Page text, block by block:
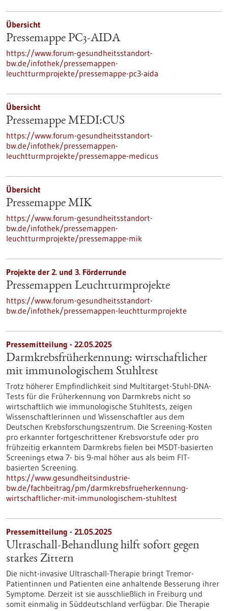
Übersicht
Pressemappe PC3-AIDA
https://www.forum-gesundheitsstandort-
bw.de/infothek/pressemappen-
leuchtturmprojekte/pressemappe-pc3-aida
Übersicht
Pressemappe MEDI:CUS
https://www.forum-gesundheitsstandort-
bw.de/infothek/pressemappen-
leuchtturmprojekte/pressemappe-medicus
Übersicht
Pressemappe MIK
https://www.forum-gesundheitsstandort-
bw.de/infothek/pressemappen-
leuchtturmprojekte/pressemappe-mik
Projekte der 2. und 3. Förderrunde
Pressemappen Leuchtturmprojekte
https://www.forum-gesundheitsstandort-
bw.de/infothek/pressemappen-leuchtturmprojekte
Pressemitteilung - 22.05.2025
Darmkrebsfrüherkennung: wirtschaftlicher
mit immunologischem Stuhltest
Trotz höherer Empfindlichkeit sind Multitarget-Stuhl-DNA-
Tests für die Früherkennung von Darmkrebs nicht so
wirtschaftlich wie immunologische Stuhltests, zeigen
Wissenschaftlerinnen und Wissenschaftler aus dem
Deutschen Krebsforschungszentrum. Die Screening-Kosten
pro erkannter fortgeschrittener Krebsvorstufe oder pro
frühzeitig erkanntem Darmkrebs fielen bei MSDT-basierten
Screenings etwa 7- bis 9-mal höher aus als beim FIT-
basierten Screening.
https://www.gesundheitsindustrie-
bw.de/fachbeitrag/pm/darmkrebsfrueherkennung-
wirtschaftlicher-mit-immunologischem-stuhltest
Pressemitteilung - 21.05.2025
Ultraschall-Behandlung hilft sofort gegen
starkes Zittern
Die nicht-invasive Ultraschall-Therapie bringt Tremor-
Patientinnen und Patienten eine anhaltende Besserung ihrer
Symptome. Derzeit ist sie ausschließlich in Freiburg und
somit einmalig in Süddeutschland verfügbar. Die Therapie